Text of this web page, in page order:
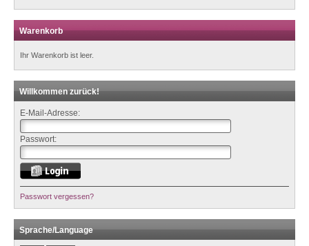
Warenkorb
Ihr Warenkorb ist leer.
Willkommen zurück!
E-Mail-Adresse:
Passwort:
Passwort vergessen?
Sprache/Language